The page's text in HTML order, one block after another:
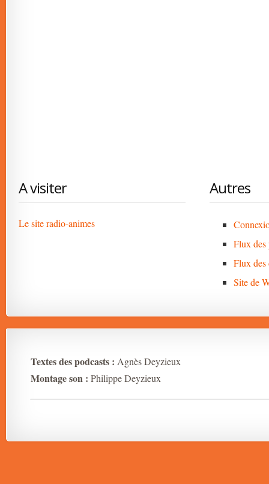
A visiter
Le site radio-animes
Autres
Flux des
Flux des
Site de
Textes des podcasts : Agnès Deyzieux
Montage son : Philippe Deyzieux